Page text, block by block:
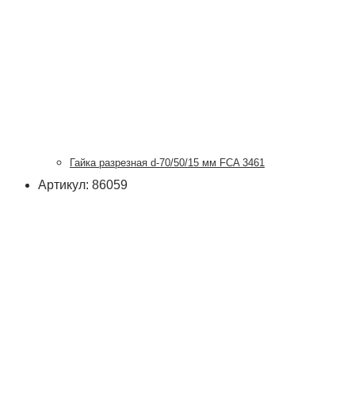
Гайка разрезная d-70/50/15 мм FCA 3461
Артикул: 86059